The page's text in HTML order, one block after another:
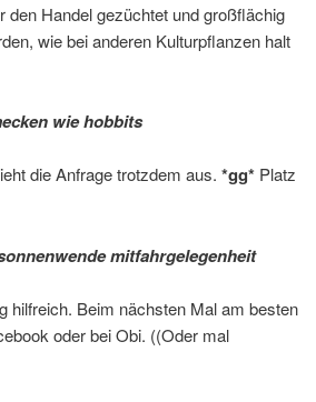
Handel gezüchtet und großflächig
wie bei anderen Kulturpflanzen halt
wie hobbits
die Anfrage trotzdem aus. *gg* Platz
mitfahrgelegenheit
hilfreich. Beim nächsten Mal am besten
oder bei Obi. ((Oder mal